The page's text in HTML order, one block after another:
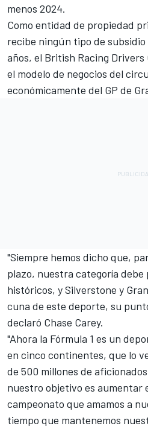
menos 2024.
Como entidad de propiedad
recibe ningún tipo de
años, el British Racing
el modelo de negocios del
económicamente del GP de
"Siempre hemos dicho que,
plazo, nuestra categoría
históricos, y Silverstone y
cuna de este deporte, su
declaró Chase Carey.
"Ahora la Fórmula 1 es un
en cinco continentes, que lo
de 500 millones de
nuestro objetivo es aumentar
campeonato que amamos a
tiempo que mantenemos